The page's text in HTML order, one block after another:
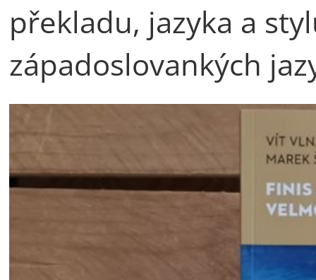
překladu, jazyka a
západoslovankých